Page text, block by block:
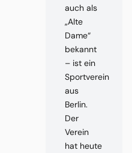
auch als
„Alte
Dame“
bekannt
– ist ein
Sportverein
aus
Berlin.
Der
Verein
hat heute